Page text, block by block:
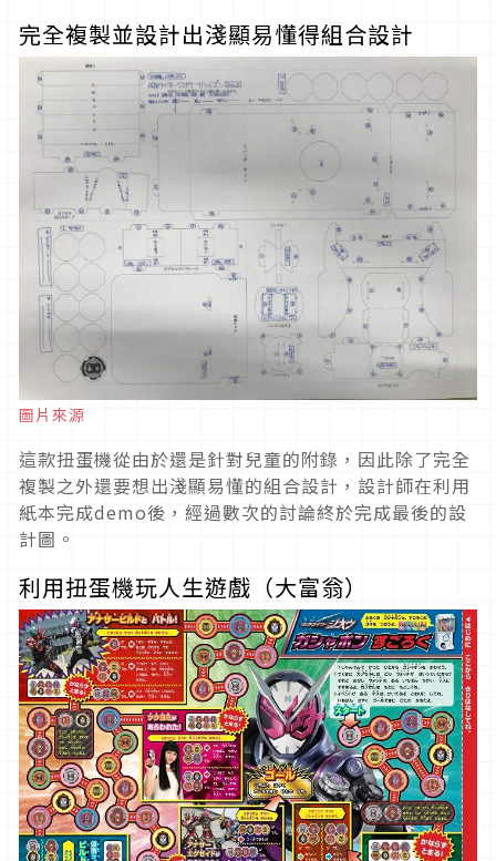
完全複製並設計出淺顯易懂得組合設計
圖片來源
這款扭蛋機從由於還是針對兒童的附錄，因此除了完全
複製之外還要想出淺顯易懂的組合設計，設計師在利用
紙本完成demo後，經過數次的討論終於完成最後的設
計圖。
利用扭蛋機玩人生遊戲（大富翁）